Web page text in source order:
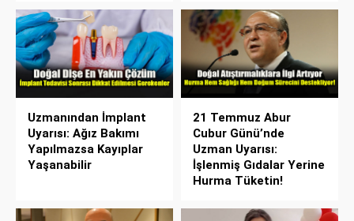
Uzmanından İmplant
Uyarısı: Ağız Bakımı
Yapılmazsa Kayıplar
Yaşanabilir
21 Temmuz Abur
Cubur Günü’nde
Uzman Uyarısı:
İşlenmiş Gıdalar Yerine
Hurma Tüketin!